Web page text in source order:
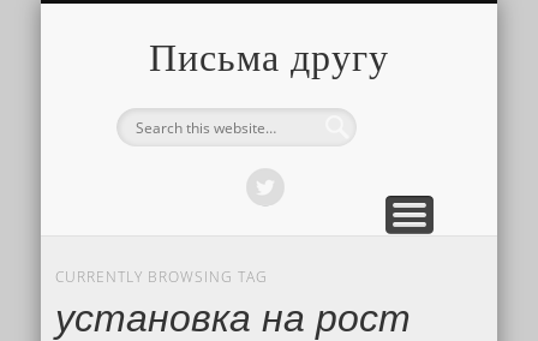
Письма другу
CURRENTLY BROWSING TAG
установка на рост